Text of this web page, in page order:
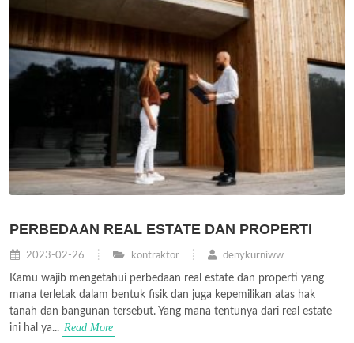
PERBEDAAN REAL ESTATE DAN PROPERTI
2023-02-26 kontraktor denykurniww
Kamu wajib mengetahui perbedaan real estate dan properti yang
mana terletak dalam bentuk fisik dan juga kepemilikan atas hak
tanah dan bangunan tersebut. Yang mana tentunya dari real estate
ini hal ya... Read More